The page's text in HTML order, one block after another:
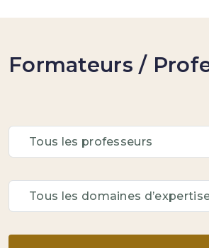
Formateurs /